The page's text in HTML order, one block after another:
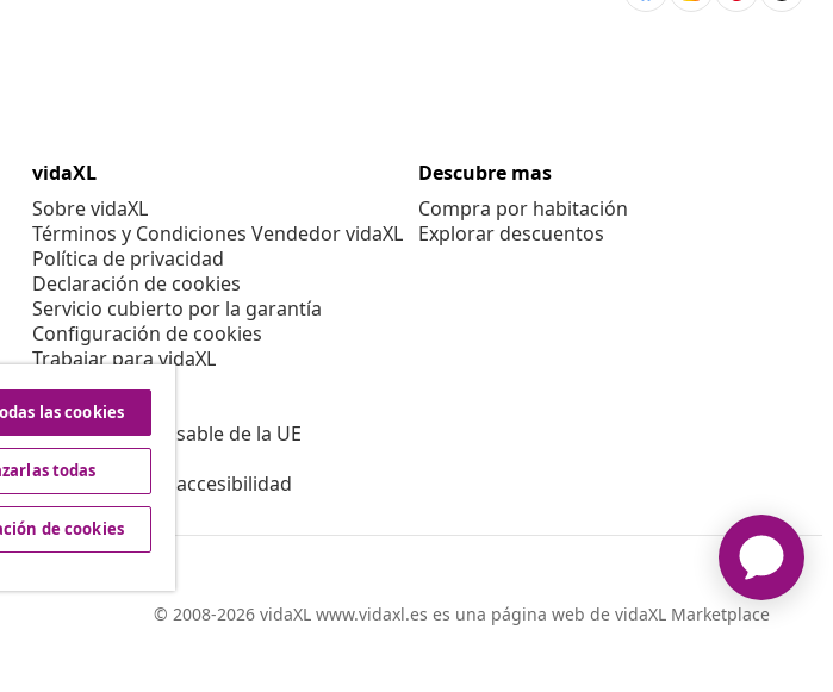
vidaXL
Sobre vidaXL
Términos y Condiciones Vendedor vidaXL
Política de privacidad
Declaración de cookies
Servicio cubierto por la garantía
Configuración de cookies
Trabajar para vidaXL
Aviso legal
Seguridad
Persona responsable de la UE
Política de EPR
Información de accesibilidad
Descubre mas
Compra por habitación
Explorar descuentos
© 2008-2026 vidaXL www.vidaxl.es es una página web de vidaXL Marketplace
las cookies
todas
de cookies